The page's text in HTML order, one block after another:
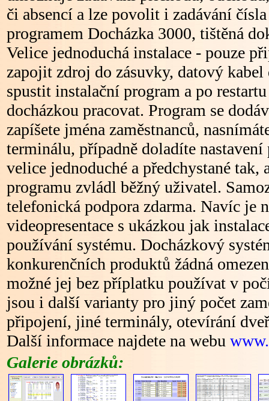
či absencí a lze povolit i zadávání
programem Docházka 3000, tištěná
Velice jednoduchá instalace - pouze
zapojit zdroj do zásuvky, datový
spustit instalační program a po
docházkou pracovat. Program se
zapíšete jména zaměstnanců,
terminálu, případně doladíte
velice jednoduché a předchystané
programu zvládl běžný uživatel.
telefonická podpora zdarma. Navíc je
videopresentace s ukázkou jak
používání systému. Docházkový
konkurenčních produktů žádná
možné jej bez příplatku používat v
jsou i další varianty pro jiný počet
připojení, jiné terminály, otevírání
Další informace najdete na webu
Galerie obrázků: